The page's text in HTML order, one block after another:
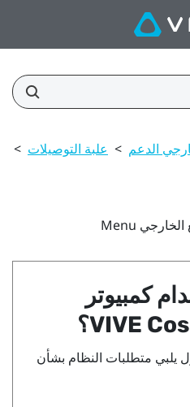
> علبة التوصيلات >
كمبيوتر
VIVE؟
يلبي متطلبات النظام بشأن